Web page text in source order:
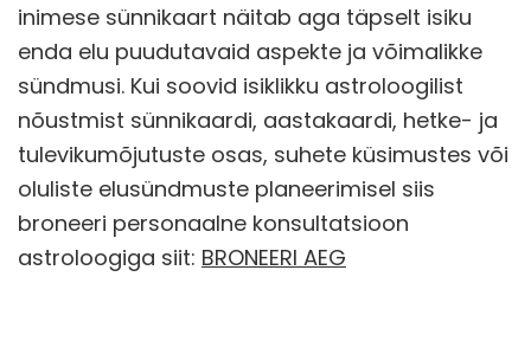
inimese sünnikaart näitab aga täpselt isiku
enda elu puudutavaid aspekte ja võimalikke
sündmusi. Kui soovid isiklikku astroloogilist
nõustmist sünnikaardi, aastakaardi, hetke- ja
tulevikumõjutuste osas, suhete küsimustes või
oluliste elusündmuste planeerimisel siis
broneeri personaalne konsultatsioon
astroloogiga siit: BRONEERI AEG